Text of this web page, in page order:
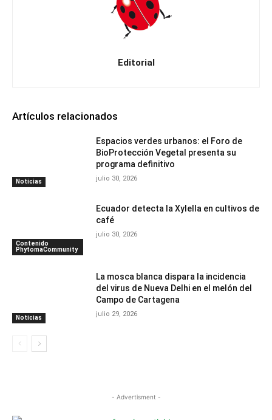
Editorial
Artículos relacionados
Noticias
Espacios verdes urbanos: el Foro de
BioProtección Vegetal presenta su
programa definitivo
julio 30, 2026
Contenido
PhytomaCommunity
Ecuador detecta la Xylella en cultivos de
café
julio 30, 2026
Noticias
La mosca blanca dispara la incidencia
del virus de Nueva Delhi en el melón del
Campo de Cartagena
julio 29, 2026
- Advertisment -